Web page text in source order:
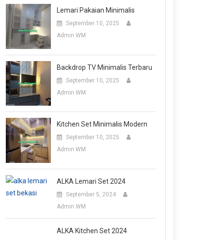
Lemari Pakaian Minimalis
September 10, 2025
Admin WM
Backdrop TV Minimalis Terbaru
September 10, 2025
Admin WM
Kitchen Set Minimalis Modern
September 10, 2025
Admin WM
ALKA Lemari Set 2024
September 5, 2024
Admin WM
ALKA Kitchen Set 2024